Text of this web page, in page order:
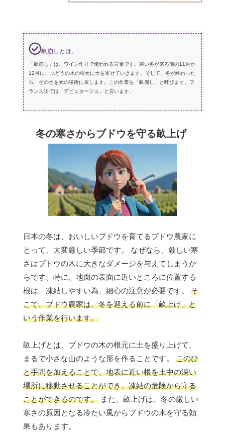
畝崩しとは。
「畝崩し」は、ワイン作りで使われる言葉です。寒い冬が来る前の11月か
12月に、ぶどうの木の根元に土を寄せていきます。そして、冬が終わった
ら、その土を元の場所に戻します。この作業を「畝崩し」と呼びます。フ
ランス語では「デビュタージュ」と言います。
冬の寒さからブドウを守る畝上げ
日本の冬は、おいしいブドウを育てるブドウ農家に
とって、大変厳しい季節です。 なぜなら、厳しい寒
さはブドウの木に大きなダメージを与えてしまうか
らです。特に、地面の表面に近いところに位置する
根は、凍結しやすい為、細心の注意が必要です。 そ
こで、ブドウ農家は、冬を迎える前に「畝上げ」と
いう作業を行います。
畝上げとは、ブドウの木の根元に土を盛り上げて、
まるで小さな山のような形を作ることです。 このひ
と手間を加えることで、地表に近い根を土中の深い
場所に移動させることができ、凍結の危険から守る
ことができるのです。 また、畝上げは、冬の厳しい
寒さの原因となる冷たい風からブドウの木を守る効
果もあります。